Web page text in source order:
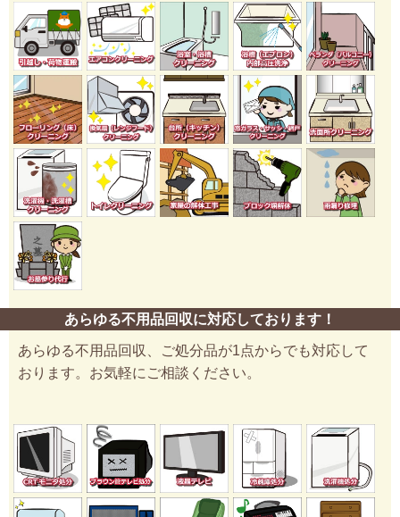
あらゆる不用品回収に対応しております！
あらゆる不用品回収、ご処分品が1点からでも対応して
おります。お気軽にご相談ください。